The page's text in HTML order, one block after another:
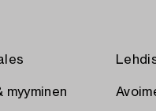
myyminen